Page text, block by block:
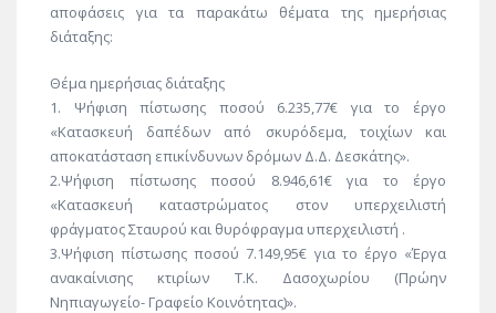
αποφάσεις για τα παρακάτω θέματα της ημερήσιας
διάταξης:
Θέμα ημερήσιας διάταξης
1. Ψήφιση πίστωσης ποσού 6.235,77€ για το έργο
«Κατασκευή δαπέδων από σκυρόδεμα, τοιχίων και
αποκατάσταση επικίνδυνων δρόμων Δ.Δ. Δεσκάτης».
2.Ψήφιση πίστωσης ποσού 8.946,61€ για το έργο
«Κατασκευή καταστρώματος στον υπερχειλιστή
φράγματος Σταυρού και θυρόφραγμα υπερχειλιστή .
3.Ψήφιση πίστωσης ποσού 7.149,95€ για το έργο «Έργα
ανακαίνισης κτιρίων Τ.Κ. Δασοχωρίου (Πρώην
Νηπιαγωγείο- Γραφείο Κοινότητας)».